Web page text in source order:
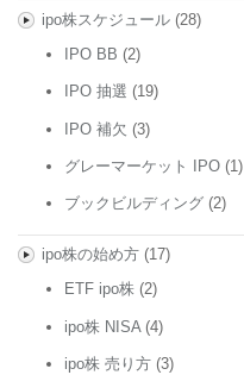
ipo株スケジュール(28)
IPO BB (2)
IPO 抽選 (19)
IPO 補欠 (3)
グレーマーケット IPO (1)
ブックビルディング (2)
ipo株の始め方(17)
ETF ipo株 (2)
ipo株 NISA (4)
ipo株 売り方 (3)